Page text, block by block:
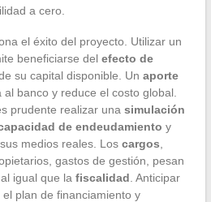
a cero.
el éxito del proyecto. Utilizar un
beneficiarse del efecto de
su capital disponible. Un aporte
banco y reduce el costo global.
prudente realizar una simulación
de endeudamiento y
medios reales. Los cargos
gastos de gestión, pesan
igual que la fiscalidad . Anticipar
plan de financiamiento y